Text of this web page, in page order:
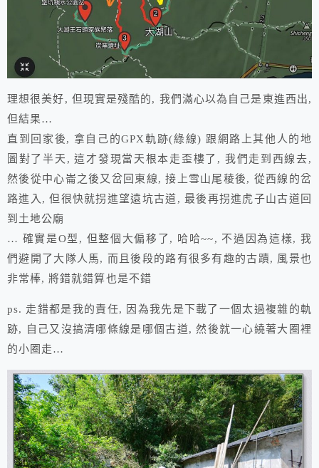
理想很美好, 但現實是殘酷的, 我們滿心以為自己是東進西出,
但結果…
直到回家後, 拿自己的GPX軌跡(綠線) 跟網路上其他人的地
圖對了半天, 這才發現當天根本走歪樓了, 我們走到西線去,
然後從中心崙之後又岔回東線, 接上雪山尾稜後, 從西線的岔
路進入, 但很快就拐進望遠坑古道, 最後再拐進虎子山古道回
到土地公廟
… 確實是O型, 但整個大偏移了, 哈哈~~, 不過因為這樣, 我
們避開了大隊人馬, 而且後段的路有很多有趣的古蹟, 風景也
非常棒, 將錯就錯算也是不錯
ps. 走錯都是我的責任, 因為我先是下載了一個太過複雜的軌
跡, 自己又沒搞清哪條線是哪個古道, 然後就一心繞著大圈裡
的小圈走…